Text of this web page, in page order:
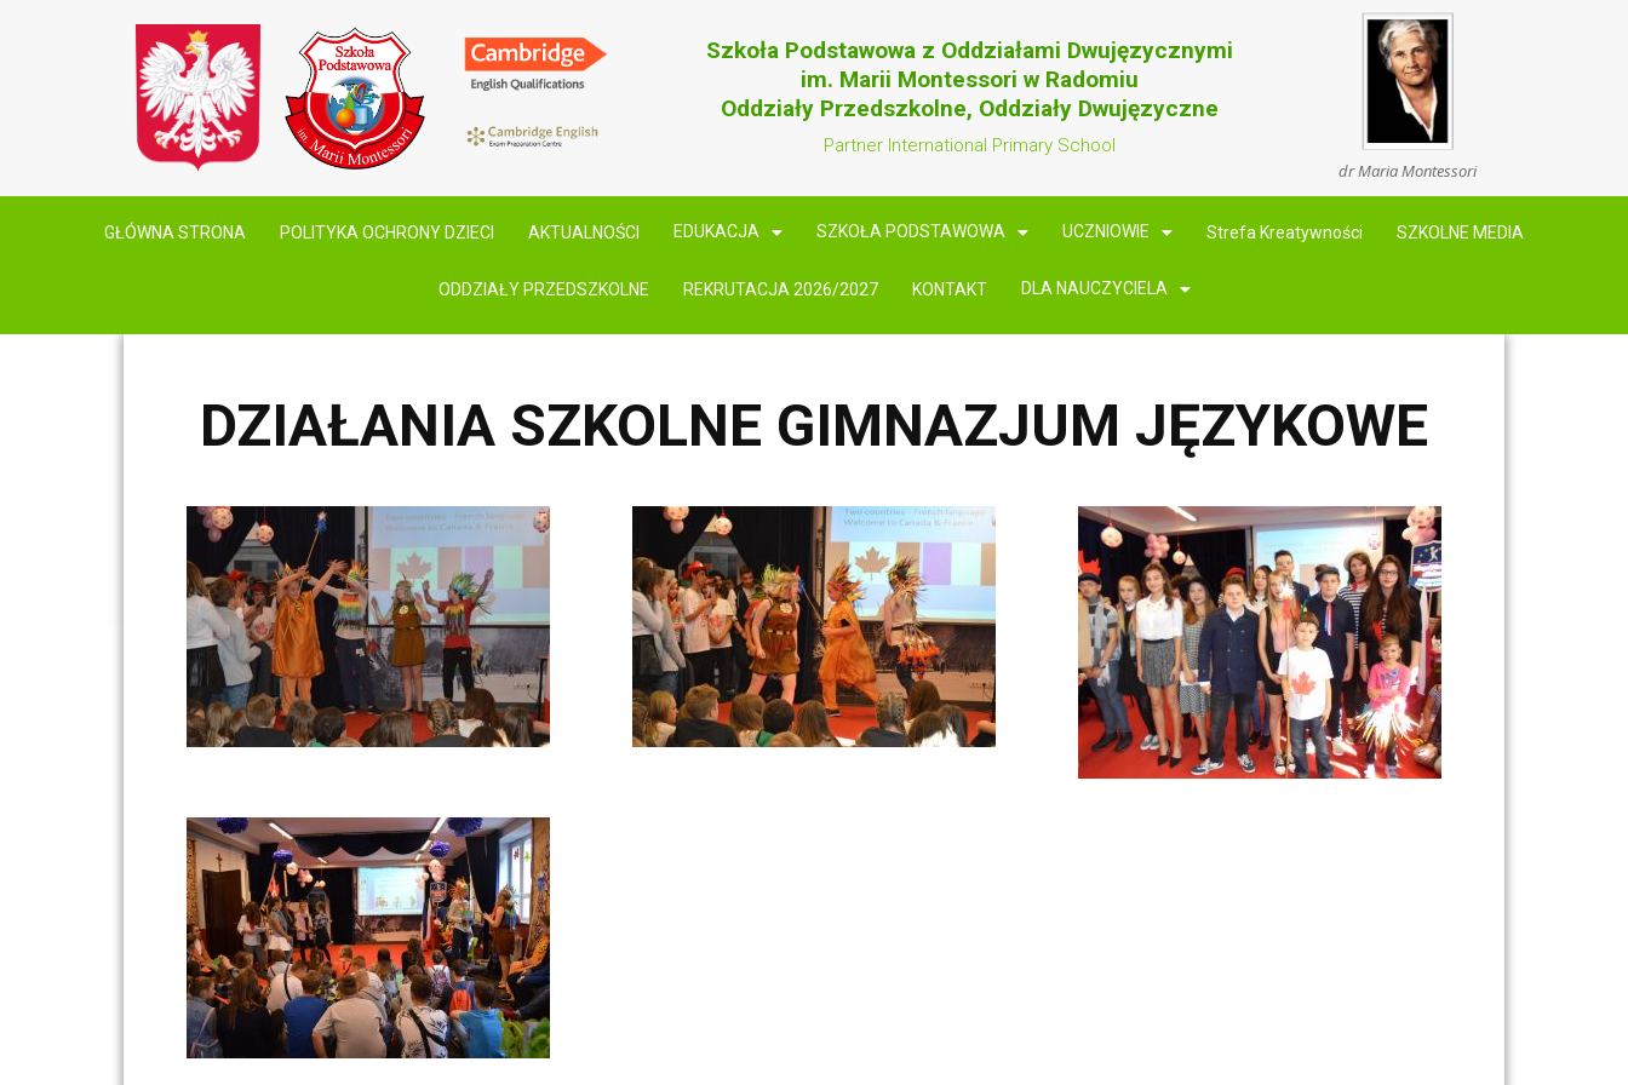
Szkoła Podstawowa z Oddziałami Dwujęzycznymi
im. Marii Montessori w Radomiu
Oddziały Przedszkolne, Oddziały Dwujęzyczne
Partner International Primary School
dr Maria Montessori
GŁÓWNA STRONA POLITYKA OCHRONY DZIECI AKTUALNOŚCI EDUKACJA SZKOŁA PODSTAWOWA UCZNIOWIE Strefa Kreatywności SZKOLNE MEDIA
ODDZIAŁY PRZEDSZKOLNE REKRUTACJA 2026/2027 KONTAKT DLA NAUCZYCIELA
DZIAŁANIA SZKOLNE GIMNAZJUM JĘZYKOWE